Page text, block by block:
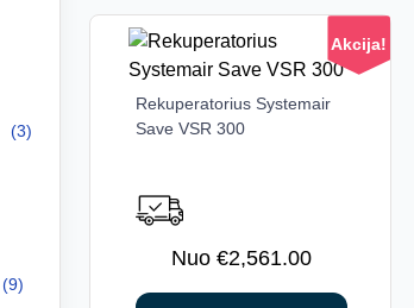
(3)
(9)
page
Akcija!
Rekuperatorius Systemair
Save VSR 300
€2,561.00
This
product
The